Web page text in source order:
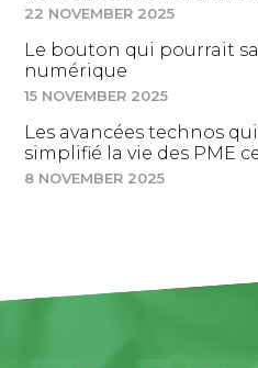
22 NOVEMBER 2025
Le bouton qui pourrait
numérique
15 NOVEMBER 2025
Les avancées technos
simplifié la vie des PME
8 NOVEMBER 2025